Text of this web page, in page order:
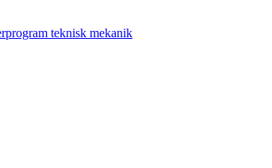
teknisk mekanik